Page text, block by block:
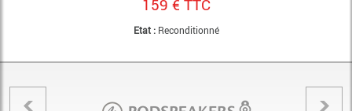
159 € TTC
Etat :Reconditionné